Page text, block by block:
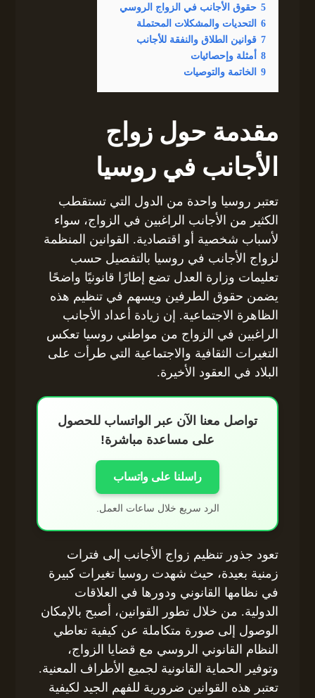
5 حقوق الأجانب في الزواج الروسي
6
التحديات والمشكلات المحتملة
7 قوانين الطلاق والنفقة للأجانب
8
أمثلة وإحصائيات
9
الخاتمة والتوصيات
مقدمة حول زواج
الأجانب في روسيا
تعتبر روسيا واحدة من الدول التي تستقطب
الكثير من الأجانب الراغبين في الزواج، سواء
لأسباب شخصية أو اقتصادية. القوانين المنظمة
لزواج الأجانب في روسيا بالتفصيل حسب
تعليمات وزارة العدل تضع إطارًا قانونيًا واضحًا
يضمن حقوق الطرفين ويسهم في تنظيم هذه
الظاهرة الاجتماعية. إن زيادة أعداد الأجانب
الراغبين في الزواج من مواطني روسيا تعكس
التغيرات الثقافية والاجتماعية التي طرأت على
البلاد في العقود الأخيرة.
تواصل معنا الآن عبر الواتساب للحصول
على مساعدة مباشرة!
راسلنا على واتساب
الرد سريع خلال ساعات العمل.
تعود جذور تنظيم زواج الأجانب إلى فترات
زمنية بعيدة، حيث شهدت روسيا تغيرات كبيرة
في نظامها القانوني ودورها في العلاقات
الدولية. من خلال تطور القوانين، أصبح بالإمكان
الوصول إلى صورة متكاملة عن كيفية تعاطي
النظام القانوني الروسي مع قضايا الزواج،
وتوفير الحماية القانونية لجميع الأطراف المعنية.
تعتبر هذه القوانين ضرورية للفهم الجيد لكيفية